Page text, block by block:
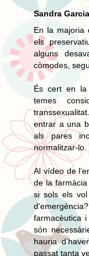
Sandra Garcia
En la majoria
els
alguns
còmodes,
És cert en la
temes
entrar a una
als pares
normalitzar-lo.
Al vídeo de
de la
si sols els
farmacèutica
són
hauria
passat tanta